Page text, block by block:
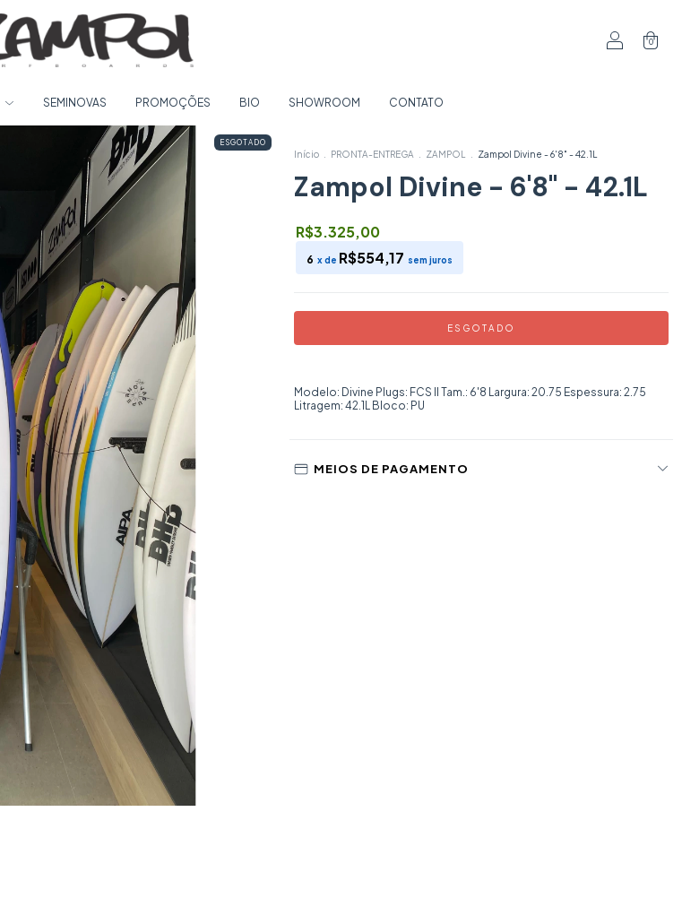
0
SEMINOVAS PROMOÇÕES BIO SHOWROOM CONTATO
ESGOTADO
Início PRONTA-ENTREGA ZAMPOL Zampol Divine - 6'8" - 42.1L
Zampol Divine - 6'8" - 42.1L
R$3.325,00
6 x de R$554,17 sem juros
Modelo: Divine Plugs: FCS ll Tam.: 6'8 Largura: 20.75 Espessura: 2.75
Litragem: 42.1L Bloco: PU
MEIOS DE PAGAMENTO